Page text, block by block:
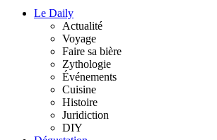
Le Daily
Actualité
Voyage
Faire sa bière
Zythologie
Événements
Cuisine
Histoire
Juridiction
DIY